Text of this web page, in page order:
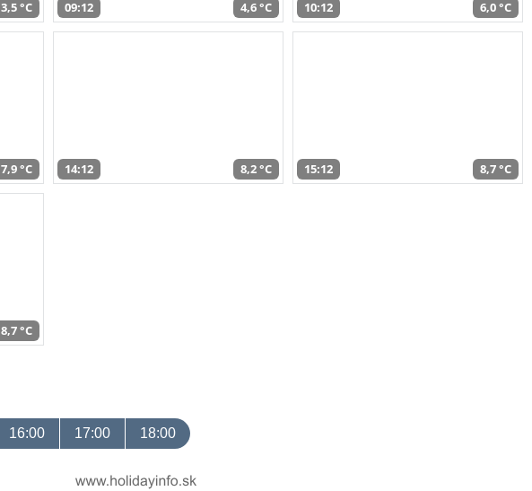
3,5 °C 09:12 4,6 °C 10:12 6,0 °C
7,9 °C 14:12 8,2 °C 15:12 8,7 °C
8,7 °C
16:00 17:00 18:00